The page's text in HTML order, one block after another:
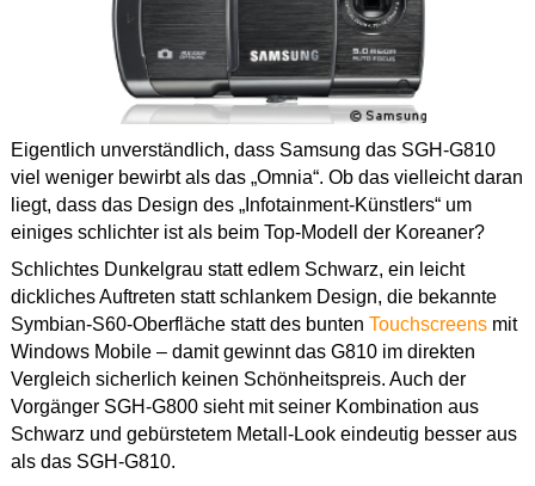
Eigentlich unverständlich, dass Samsung das SGH-G810
viel weniger bewirbt als das „Omnia“. Ob das vielleicht daran
liegt, dass das Design des „Infotainment-Künstlers“ um
einiges schlichter ist als beim Top-Modell der Koreaner?
Schlichtes Dunkelgrau statt edlem Schwarz, ein leicht
dickliches Auftreten statt schlankem Design, die bekannte
Symbian-S60-Oberfläche statt des bunten Touchscreensmit
Windows Mobile – damit gewinnt das G810 im direkten
Vergleich sicherlich keinen Schönheitspreis. Auch der
Vorgänger SGH-G800 sieht mit seiner Kombination aus
Schwarz und gebürstetem Metall-Look eindeutig besser aus
als das SGH-G810.